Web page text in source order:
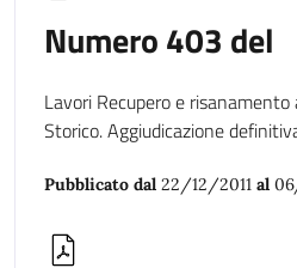
Numero 403 del
Lavori Recupero e
Storico. Aggiudicazione
Pubblicato dal 22/12/2011 al